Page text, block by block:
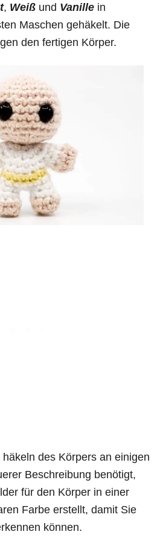
, Weiß und Vanille in
Maschen gehäkelt. Die
den fertigen Körper.
häkeln des Körpers an einigen
Beschreibung benötigt,
für den Körper in einer
Farbe erstellt, damit Sie
können.